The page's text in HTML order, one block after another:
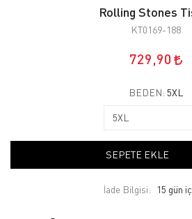
Rolling Stones
KT0169-188
729,90
BEDEN: 5XL
SEPETE EKLE
İade Bilgisi: